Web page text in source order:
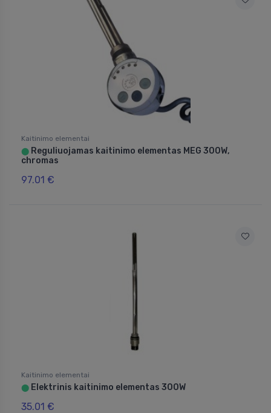
Kaitinimo elementai
⬤ Reguliuojamas kaitinimo elementas MEG 300W,
chromas
97.01 €
Kaitinimo elementai
⬤ Elektrinis kaitinimo elementas 300W
35.01 €